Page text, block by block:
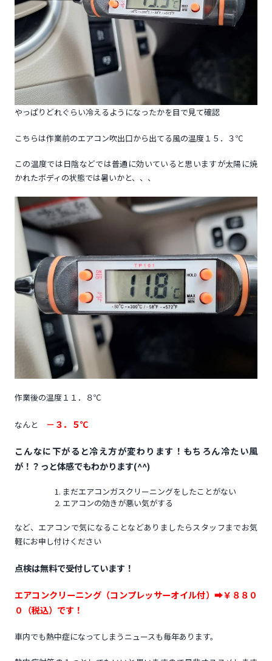
やっぱりどれぐらい冷えるようになったかを目で見て確認
こちらは作業前のエアコン吹出口から出てる風の温度１５．３℃
この温度では日陰などでは普通に効いていると思いますが太陽に焼
かれたボディの状態では暑いかと、、、
作業後の温度１１．８℃
なんと －３．５℃
こんなに下がると冷え方が変わります！もちろん冷たい風
が！？っと体感でもわかります(^^)
まだエアコンガスクリーニングをしたことがない
エアコンの効きが悪い気がする
など、エアコンで気になることなどありましたらスタッフまでお気
軽にお申し付けください
点検は無料で受付しています！
エアコンクリーニング（コンプレッサーオイル付）➡￥８８０
０（税込）です！
車内でも熱中症になってしまうニュースも毎年あります。